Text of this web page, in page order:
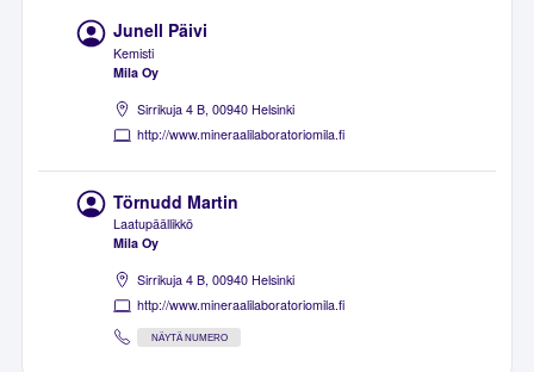
Junell Päivi
Kemisti
Mila Oy
Sirrikuja 4 B, 00940 Helsinki
http://www.mineraalilaboratoriomila.fi
Törnudd Martin
Laatupäällikkö
Mila Oy
Sirrikuja 4 B, 00940 Helsinki
http://www.mineraalilaboratoriomila.fi
NÄYTÄ NUMERO